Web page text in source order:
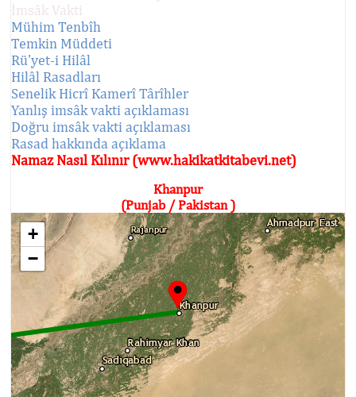
İmsâk Vakti
Mühim Tenbîh
Temkin Müddeti
Rü'yet-i Hilâl
Hilâl Rasadları
Senelik Hicrî Kamerî Târîhler
Yanlış imsâk vakti açıklaması
Doğru imsâk vakti açıklaması
Rasad hakkında açıklama
Namaz Nasıl Kılınır (www.hakikatkitabevi.net)
Khanpur
(Punjab / Pakistan )
+
−